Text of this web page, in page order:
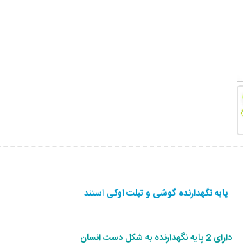
پایه نگهدارنده گوشی و تبلت اوکی استند
دارای 2 پایه نگهدارنده به شکل دست انسان